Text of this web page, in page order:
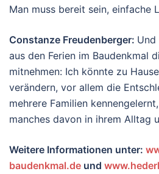
Man muss bereit sein, einfache
Constanze Freudenberger: Und
aus den Ferien im Baudenkmal
mitnehmen: Ich könnte zu
verändern, vor allem die
mehrere Familien
manches davon in ihrem Alltag
Weitere Informationen unter:
baudenkmal.de und